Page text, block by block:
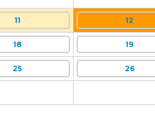
11 12
18 19
25 26